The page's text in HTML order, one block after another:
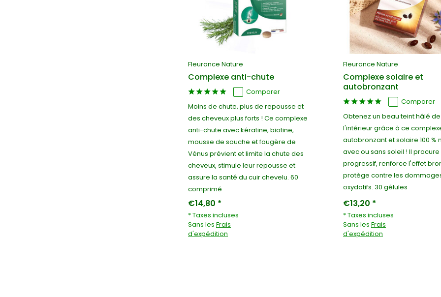
Fleurance Nature
Complexe anti-chute
Comparer
Moins de chute, plus de repousse et
des cheveux plus forts ! Ce complexe
anti-chute avec kératine, biotine,
mousse de souche et fougère de
Vénus prévient et limite la chute des
cheveux, stimule leur repousse et
assure la santé du cuir chevelu. 60
comprimé
€14,80 *
* Taxes incluses
Sans les Frais
d'expédition
Fleurance Nature
Complexe solaire et
autobronzant
Comparer
Obtenez un beau teint hâlé de
l'intérieur grâce à ce
autobronzant et solaire 100 %
avec ou sans soleil ! Il
progressif, renforce l'effet
protège contre les
oxydatifs. 30 gélules
€13,20 *
* Taxes incluses
Sans les Frais
d'expédition